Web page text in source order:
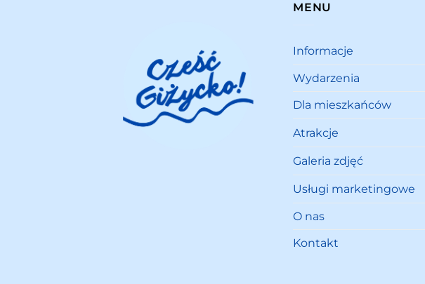
MENU
Informacje
Wydarzenia
Dla mieszkańców
Atrakcje
Galeria zdjęć
Usługi marketingowe
O nas
Kontakt